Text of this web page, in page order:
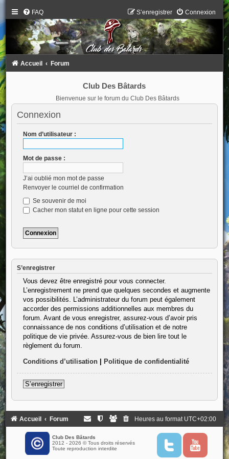
FAQ Connexion
S’enregistrer
Accueil Forum
Club Des Bâtards
Bienvenue sur le forum du Club Des Bâtards
Connexion
Nom d’utilisateur :
Mot de passe :
J’ai oublié mon mot de passe
Renvoyer le courriel de confirmation
Se souvenir de moi
Cacher mon statut en ligne pour cette session
S’enregistrer
Vous devez être enregistré pour vous connecter.
L’enregistrement ne prend que quelques secondes et augmente
vos possibilités. L’administrateur du forum peut également
accorder des permissions additionnelles aux membres du
forum. Avant de vous enregistrer, assurez-vous d’avoir pris
connaissance de nos conditions d’utilisation et de notre
politique de vie privée. Assurez-vous de bien lire tout le
règlement du forum.
Conditions d’utilisation| Politique de confidentialité
S’enregistrer
Accueil Forum Heures au format UTC+02:00
Club Des Bâtards
2012 - 2026 © Tous droits réservés
Toute reproduction interdite
T
Y